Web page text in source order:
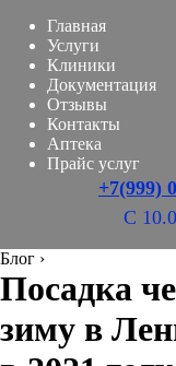
Главная
Услуги
Клиники
Документация
Отзывы
Контакты
Аптека
Прайс услуг
+7(999)
С
Блог ›
Посадка
зиму в